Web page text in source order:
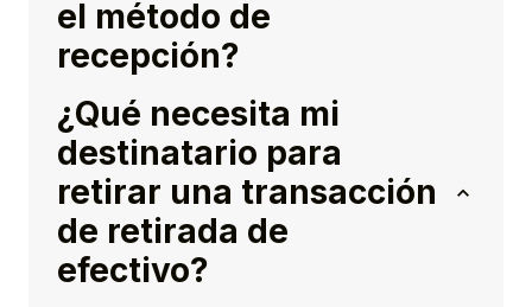
el método de
recepción?
¿Qué necesita mi
destinatario para
retirar una transacción
de retirada de
efectivo?